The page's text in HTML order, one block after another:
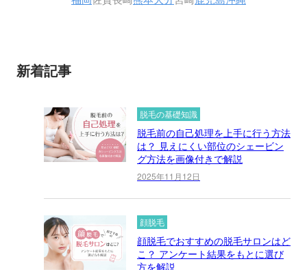
新着記事
脱毛の基礎知識
脱毛前の自己処理を上手に行う方法
は？ 見えにくい部位のシェービン
グ方法を画像付きで解説
2025年11月12日
顔脱毛
顔脱毛でおすすめの脱毛サロンはど
こ？ アンケート結果をもとに選び
方を解説